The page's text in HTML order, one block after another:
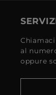
al
oppure